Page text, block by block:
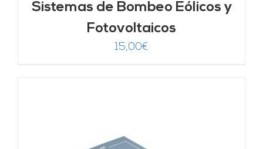
Sistemas de Bombeo Eólicos y
Fotovoltaicos
15,00€